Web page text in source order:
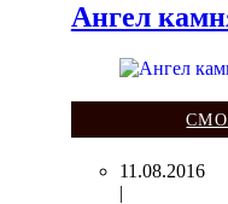
Ангел
11.08.2016
|